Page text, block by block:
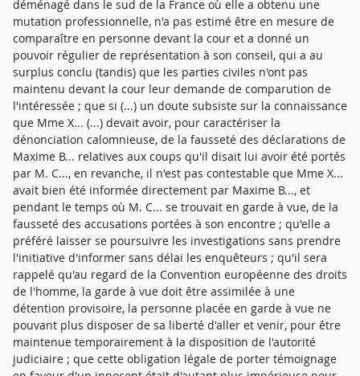
déménagé dans le sud de la France où elle a obtenu une
mutation professionnelle, n'a pas estimé être en mesure de
comparaître en personne devant la cour et a donné un
pouvoir régulier de représentation à son conseil, qui a au
surplus conclu (tandis) que les parties civiles n'ont pas
maintenu devant la cour leur demande de comparution de
l'intéressée ; que si (...) un doute subsiste sur la connaissance
que Mme X... (...) devait avoir, pour caractériser la
dénonciation calomnieuse, de la fausseté des déclarations de
Maxime B... relatives aux coups qu'il disait lui avoir été portés
par M. C..., en revanche, il n'est pas contestable que Mme X...
avait bien été informée directement par Maxime B..., et
pendant le temps où M. C... se trouvait en garde à vue, de la
fausseté des accusations portées à son encontre ; qu'elle a
préféré laisser se poursuivre les investigations sans prendre
l'initiative d'informer sans délai les enquêteurs ; qu'il sera
rappelé qu'au regard de la Convention européenne des droits
de l'homme, la garde à vue doit être assimilée à une
détention provisoire, la personne placée en garde à vue ne
pouvant plus disposer de sa liberté d'aller et venir, pour être
maintenue temporairement à la disposition de l'autorité
judiciaire ; que cette obligation légale de porter témoignage